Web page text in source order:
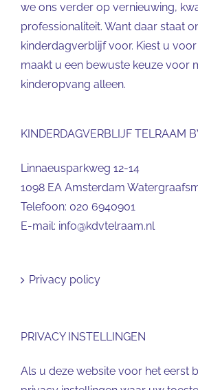
we ons verder op vernieuwing,
professionaliteit. Want daar staat
kinderdagverblijf voor. Kiest u
maakt u een bewuste keuze voor
kinderopvang alleen.
KINDERDAGVERBLIJF TELRAAM
Linnaeusparkweg 12-14
1098 EA Amsterdam
Telefoon: 020 6940901
E-mail: info@kdvtelraam.nl
Privacy policy
PRIVACY INSTELLINGEN
Als u deze website voor het eerst